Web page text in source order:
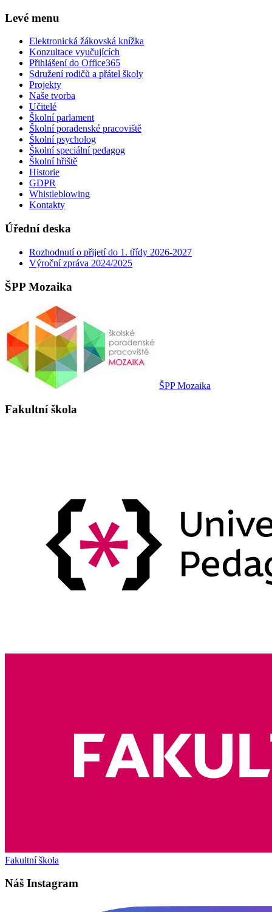
Levé menu
Elektronická žákovská knížka
Konzultace vyučujících
Přihlášení do Office365
Sdružení rodičů a přátel školy
Projekty
Naše tvorba
Učitelé
Školní parlament
Školní poradenské pracoviště
Školní psycholog
Školní speciální pedagog
Školní hřiště
Historie
GDPR
Whistleblowing
Kontakty
Úřední deska
Rozhodnutí o přijetí do 1. třídy 2026-2027
Výroční zpráva 2024/2025
ŠPP Mozaika
ŠPP Mozaika
Fakultní škola
Fakultní škola
Náš Instagram